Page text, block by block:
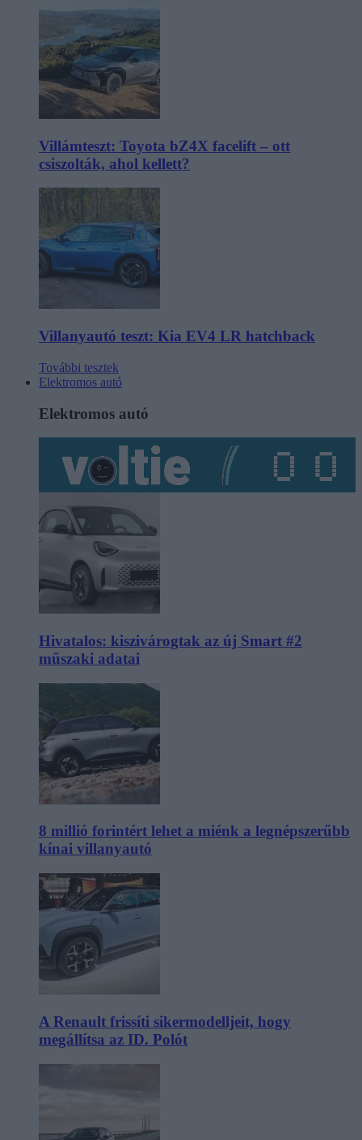
Villámteszt: Toyota bZ4X facelift – ott
csiszolták, ahol kellett?
Villanyautó teszt: Kia EV4 LR hatchback
További tesztek
Elektromos autó
Elektromos autó
Hivatalos: kiszivárogtak az új Smart #2
műszaki adatai
8 millió forintért lehet a miénk a legnépszerűbb
kínai villanyautó
A Renault frissíti sikermodelljeit, hogy
megállítsa az ID. Polót